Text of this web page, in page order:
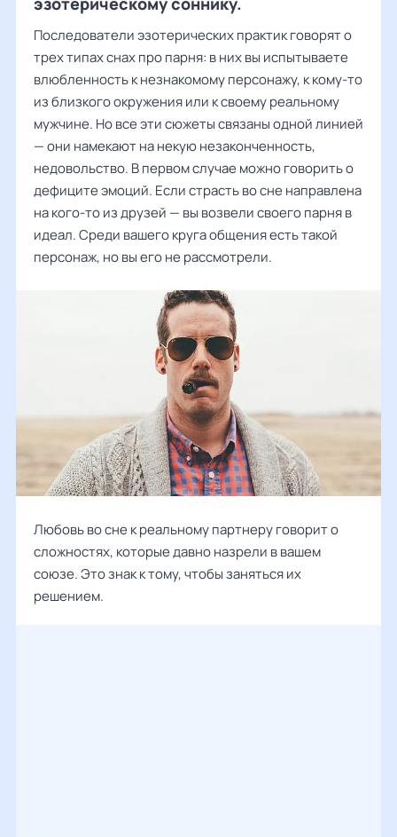
Последователи эзотерических практик говорят о
трех типах снах про парня: в них вы испытываете
влюбленность к незнакомому персонажу, к кому-то
из близкого окружения или к своему реальному
мужчине. Но все эти сюжеты связаны одной линией
— они намекают на некую незаконченность,
недовольство. В первом случае можно говорить о
дефиците эмоций. Если страсть во сне направлена
на кого-то из друзей — вы возвели своего парня в
идеал. Среди вашего круга общения есть такой
персонаж, но вы его не рассмотрели.
Любовь во сне к реальному партнеру говорит о
сложностях, которые давно назрели в вашем
союзе. Это знак к тому, чтобы заняться их
решением.